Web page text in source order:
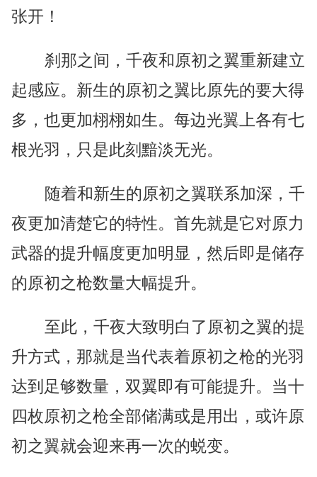
张开！
刹那之间，千夜和原初之翼重新建立
起感应。新生的原初之翼比原先的要大得
多，也更加栩栩如生。每边光翼上各有七
根光羽，只是此刻黯淡无光。
随着和新生的原初之翼联系加深，千
夜更加清楚它的特性。首先就是它对原力
武器的提升幅度更加明显，然后即是储存
的原初之枪数量大幅提升。
至此，千夜大致明白了原初之翼的提
升方式，那就是当代表着原初之枪的光羽
达到足够数量，双翼即有可能提升。当十
四枚原初之枪全部储满或是用出，或许原
初之翼就会迎来再一次的蜕变。